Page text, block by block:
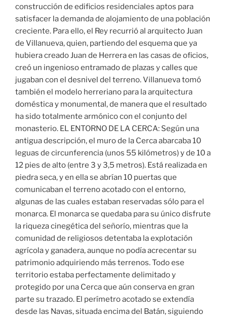
construcción de edificios residenciales aptos para
satisfacer la demanda de alojamiento de una población
creciente. Para ello, el Rey recurrió al arquitecto Juan
de Villanueva, quien, partiendo del esquema que ya
hubiera creado Juan de Herrera en las casas de oficios,
creó un ingenioso entramado de plazas y calles que
jugaban con el desnivel del terreno. Villanueva tomó
también el modelo herreriano para la arquitectura
doméstica y monumental, de manera que el resultado
ha sido totalmente armónico con el conjunto del
monasterio. EL ENTORNO DE LA CERCA: Según una
antigua descripción, el muro de la Cerca abarcaba 10
leguas de circunferencia (unos 55 kilómetros) y de 10 a
12 pies de alto (entre 3 y 3,5 metros). Está realizada en
piedra seca, y en ella se abrían 10 puertas que
comunicaban el terreno acotado con el entorno,
algunas de las cuales estaban reservadas sólo para el
monarca. El monarca se quedaba para su único disfrute
la riqueza cinegética del señorío, mientras que la
comunidad de religiosos detentaba la explotación
agrícola y ganadera, aunque no podía acrecentar su
patrimonio adquiriendo más terrenos. Todo ese
territorio estaba perfectamente delimitado y
protegido por una Cerca que aún conserva en gran
parte su trazado. El perímetro acotado se extendía
desde las Navas, situada encima del Batán, siguiendo